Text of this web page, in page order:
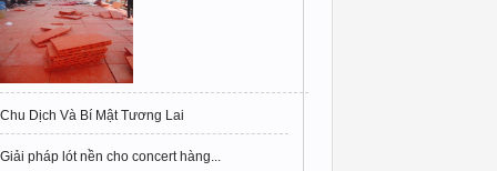
Chu Dịch Và Bí Mật Tương Lai
Giải pháp lót nền cho concert hàng...